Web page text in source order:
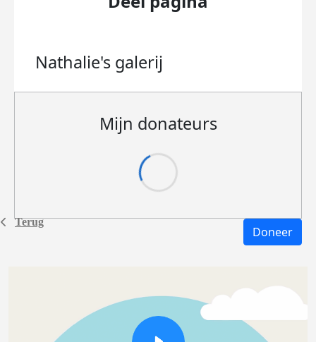
Terug
Nathalie's galerij
Mijn donateurs
Doneer